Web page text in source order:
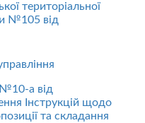
територіальної
№105 від
№10-а від
Інструкцій щодо
та складання